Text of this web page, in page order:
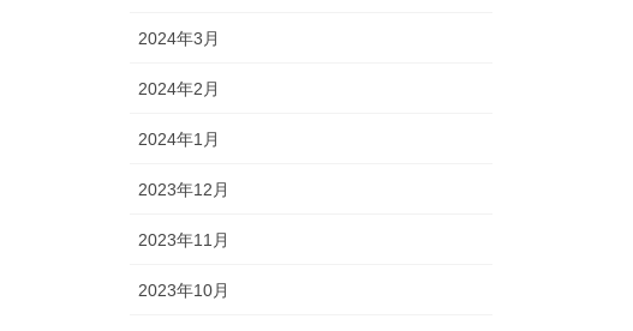
2024年3月
2024年2月
2024年1月
2023年12月
2023年11月
2023年10月